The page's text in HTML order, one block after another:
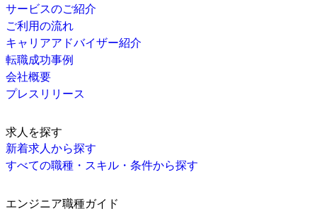
サービスのご紹介
ご利用の流れ
キャリアアドバイザー紹介
転職成功事例
会社概要
プレスリリース
求人を探す
新着求人から探す
すべての職種・スキル・条件から探す
エンジニア職種ガイド